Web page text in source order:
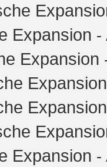
Expansion -
Expansion
Expansion
Expansion
Expansion -